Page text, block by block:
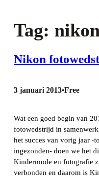
Tag:
Nikon
3 januari 2013•Free
Wat een goed begin van
fotowedstrijd in
het succes van vorig jaar -
ingezonden- doen we het
Kindermode en fotografie
verbonden en daarom is